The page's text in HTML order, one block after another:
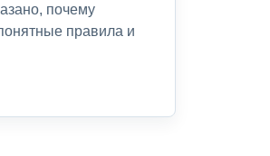
почему
правила и